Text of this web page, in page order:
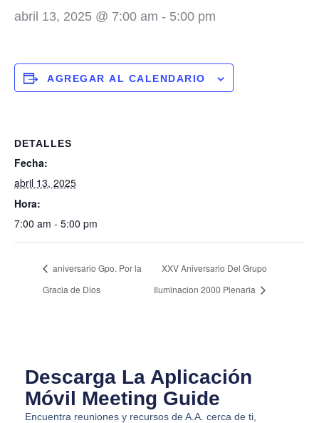
abril 13, 2025 @ 7:00 am - 5:00 pm
AGREGAR AL CALENDARIO
DETALLES
Fecha:
abril 13, 2025
Hora:
7:00 am - 5:00 pm
aniversario Gpo. Por la
Gracia de Dios
XXV Aniversario Del Grupo
Iluminacion 2000 Plenaria
Descarga La Aplicación
Móvil Meeting Guide
Encuentra reuniones y recursos de A.A. cerca de ti,